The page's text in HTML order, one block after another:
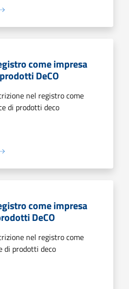
come impresa
DeCO
nel registro come
di prodotti deco
come impresa
DeCO
nel registro come
di prodotti deco